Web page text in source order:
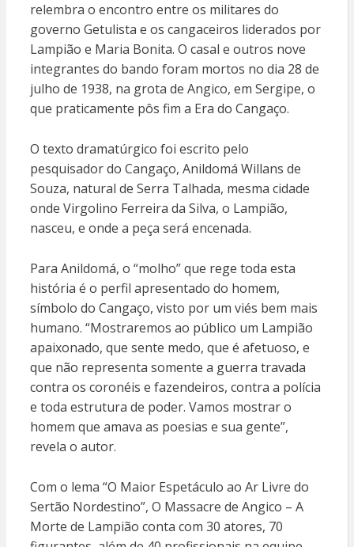
relembra o encontro entre os militares do
governo Getulista e os cangaceiros liderados por
Lampião e Maria Bonita. O casal e outros nove
integrantes do bando foram mortos no dia 28 de
julho de 1938, na grota de Angico, em Sergipe, o
que praticamente pôs fim a Era do Cangaço.
O texto dramatúrgico foi escrito pelo
pesquisador do Cangaço, Anildomá Willans de
Souza, natural de Serra Talhada, mesma cidade
onde Virgolino Ferreira da Silva, o Lampião,
nasceu, e onde a peça será encenada.
Para Anildomá, o “molho” que rege toda esta
história é o perfil apresentado do homem,
símbolo do Cangaço, visto por um viés bem mais
humano. “Mostraremos ao público um Lampião
apaixonado, que sente medo, que é afetuoso, e
que não representa somente a guerra travada
contra os coronéis e fazendeiros, contra a polícia
e toda estrutura de poder. Vamos mostrar o
homem que amava as poesias e sua gente”,
revela o autor.
Com o lema “O Maior Espetáculo ao Ar Livre do
Sertão Nordestino”, O Massacre de Angico – A
Morte de Lampião conta com 30 atores, 70